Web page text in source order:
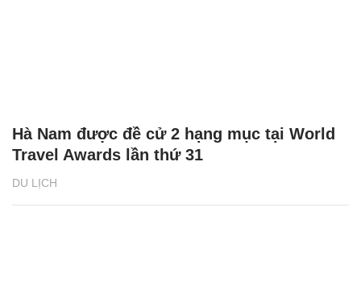
DU LỊCH
Hà Nam được đề cử 2 hạng mục tại World
Travel Awards lần thứ 31